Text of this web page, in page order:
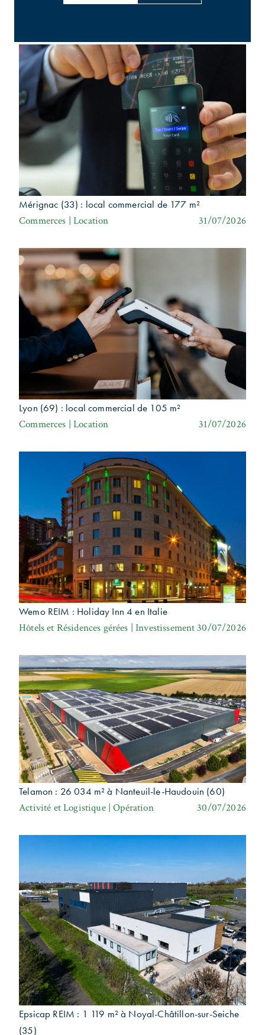
Mérignac (33) : local commercial de 177 m²
Commerces | Location 31/07/2026
Lyon (69) : local commercial de 105 m²
Commerces | Location 31/07/2026
Wemo REIM : Holiday Inn 4 en Italie
Hôtels et Résidences gérées | Investissement30/07/2026
Telamon : 26 034 m² à Nanteuil-le-Haudouin (60)
Activité et Logistique | Opération 30/07/2026
Epsicap REIM : 1 119 m² à Noyal-Châtillon-sur-Seiche
(35)